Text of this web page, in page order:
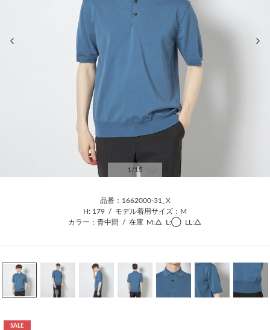
1 /15
品番：1662000-31_X
H: 179 / モデル着用サイズ：M
カラー：青中間
/ 在庫 M:△ L:◯ LL:△
SALE